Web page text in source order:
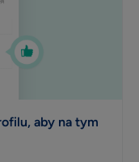
aby na tym